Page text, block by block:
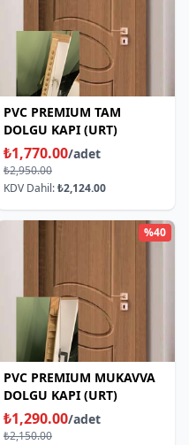
PVC PREMIUM TAM
DOLGU KAPI (URT)
₺1,770.00/adet
₺2,950.00
KDV Dahil:₺2,124.00
%40
PVC PREMIUM MUKAVVA
DOLGU KAPI (URT)
₺1,290.00/adet
₺2,150.00